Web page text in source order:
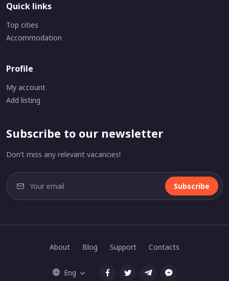
Quick links
Top cities
Accommodation
Profile
My account
Add listing
Subscribe to our newsletter
Don’t miss any relevant vacancies!
Subscribe
About Blog Support Contacts
Eng